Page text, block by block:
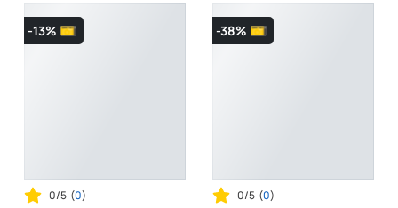
-13%
0/5 (0)
-38%
0/5 (0)